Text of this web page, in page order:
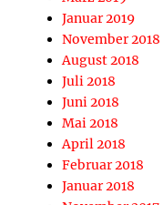
Januar 2019
November 2018
August 2018
Juli 2018
Juni 2018
Mai 2018
April 2018
Februar 2018
Januar 2018